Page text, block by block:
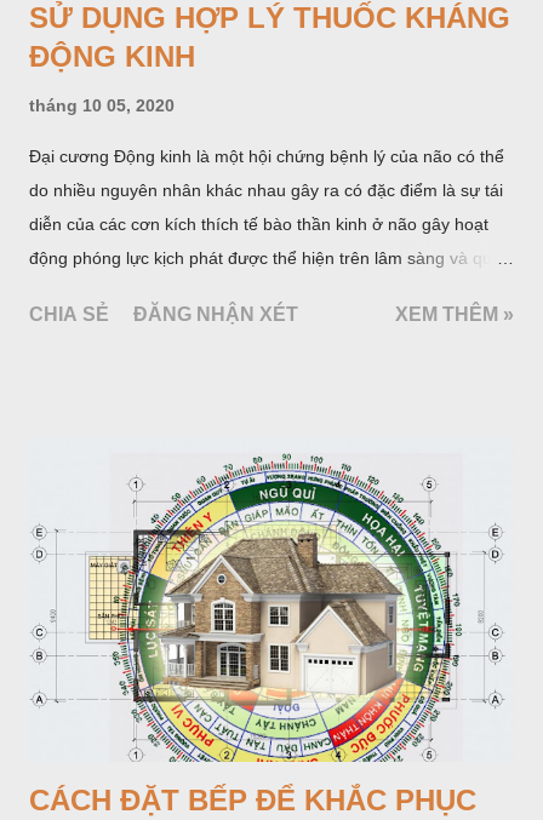
SỬ DỤNG HỢP LÝ THUỐC KHÁNG
ĐỘNG KINH
tháng 10 05, 2020
Đại cương Động kinh là một hội chứng bệnh lý của não có thể
do nhiều nguyên nhân khác nhau gây ra có đặc điểm là sự tái
diễn của các cơn kích thích tế bào thần kinh ở não gây hoạt
động phóng lực kịch phát được thể hiện trên lâm sàng và qua
thế giới mắc động kinh. Hàng năm ước có 20 - 25 trường hợp
(ILAE) cho biết hiện ước tính có 50 triệu người bệnh động kinh
trên thế giới trong đó 80% thuộc các nước đang phát triển. Ở
các nước phát triển tỷ lệ mới phát hiện hàng năm là 24 - 53 đối
với 100 000 người, còn ở các nước đang phát triển là 49,3 -
190 đối với 100 000 người.
CHIA SẺ ĐĂNG NHẬN XÉT XEM THÊM »
CÁCH ĐẶT BẾP ĐỂ KHẮC PHỤC